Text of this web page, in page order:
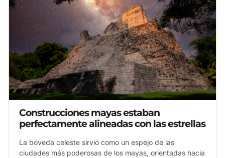
Construcciones mayas estaban
perfectamente alineadas con las estrellas
La bóveda celeste sirvió como un espejo de las
ciudades más poderosas de los mayas, orientadas hacia